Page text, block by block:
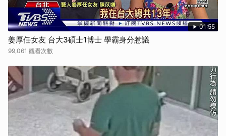
01:55
姜厚任女友 台大3碩士1博士 學霸身分惹議
99,061 觀看次數